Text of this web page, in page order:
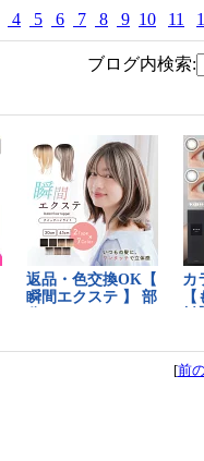
4 5 6 7 8 9 10 11
ブログ内検索:
[前